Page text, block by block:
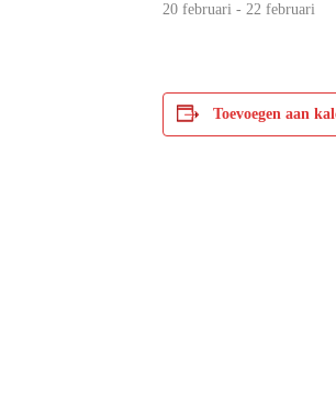
20 februari - 22 februari
Toevoegen aan